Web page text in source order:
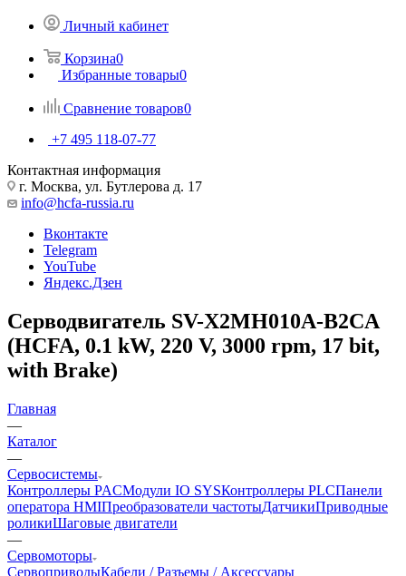
Личный кабинет
Корзина0
Избранные товары0
Сравнение товаров0
+7 495 118-07-77
Контактная информация
г. Москва, ул. Бутлерова д. 17
info@hcfa-russia.ru
Вконтакте
Telegram
YouTube
Яндекс.Дзен
Серводвигатель SV-X2MH010A-B2CA
(HCFA, 0.1 kW, 220 V, 3000 rpm, 17 bit,
with Brake)
Главная
—
Каталог
—
Сервосистемы
Контроллеры PACМодули IO SYSКонтроллеры PLCПанели
оператора HMIПреобразователи частотыДатчикиПриводные
роликиШаговые двигатели
—
Сервомоторы
СервоприводыКабели / Разъемы / Аксессуары